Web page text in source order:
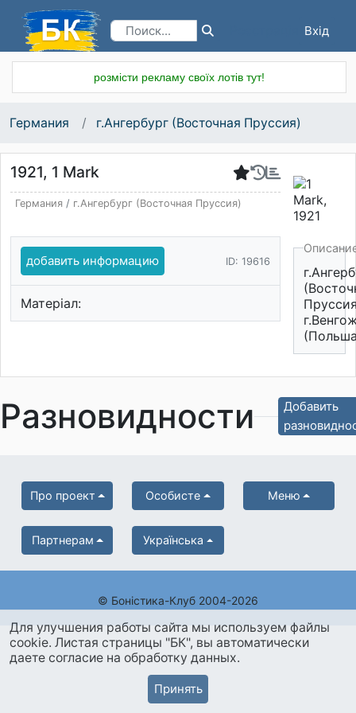
Вхід
розмісти рекламу своїх лотів тут!
Германия г.Ангербург (Восточная Пруссия)
1921, 1 Mark
Германия/ г.Ангербург (Восточная Пруссия)
добавить информацию ID: 19616
Матеріал:
Разновидности
Добавить
Про проект Особисте Меню
Партнерам Українська
© Боністика-Клуб 2004-2026
Для улучшения работы сайта мы используем файлы
cookie. Листая страницы "БК", вы автоматически
даете согласие на обработку данных.
Принять